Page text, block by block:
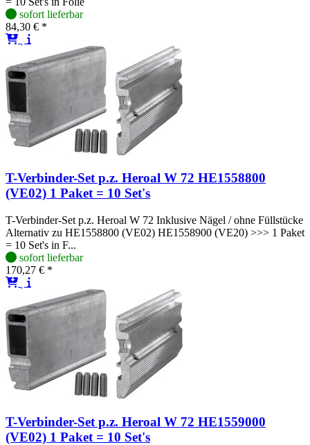
sofort lieferbar
84,30 € *
T-Verbinder-Set p.z. Heroal W 72 HE1558800
(VE02) 1 Paket = 10 Set's
T-Verbinder-Set p.z. Heroal W 72 Inklusive Nägel / ohne Füllstücke
Alternativ zu HE1558800 (VE02) HE1558900 (VE20) >>> 1 Paket
= 10 Set's in F...
sofort lieferbar
170,27 € *
T-Verbinder-Set p.z. Heroal W 72 HE1559000
(VE02) 1 Paket = 10 Set's